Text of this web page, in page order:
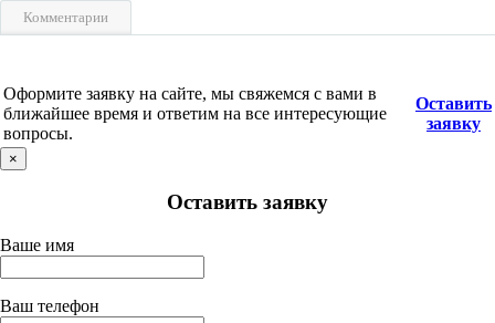
Комментарии
Оформите заявку на сайте, мы свяжемся с вами в
ближайшее время и ответим на все интересующие
вопросы.
Оставить
заявку
×
Оставить заявку
Ваше имя
Ваш телефон